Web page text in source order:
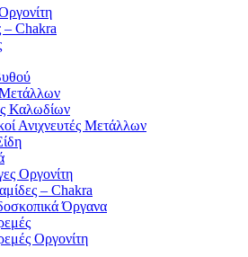
– Chakra
Καλωδίων
Ανιχνευτές Μετάλλων
Οργονίτη
– Chakra
Όργανα
Οργονίτη